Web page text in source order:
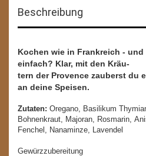
Beschreibung
Kochen wie in Frankreich -
einfach? Klar, mit den Kräu-
tern der Provence zauberst du
an deine Speisen.
Zutaten: Oregano, Basilikum
Bohnenkraut, Majoran, Rosmarin,
Fenchel, Nanaminze, Lavendel
Gewürzzubereitung